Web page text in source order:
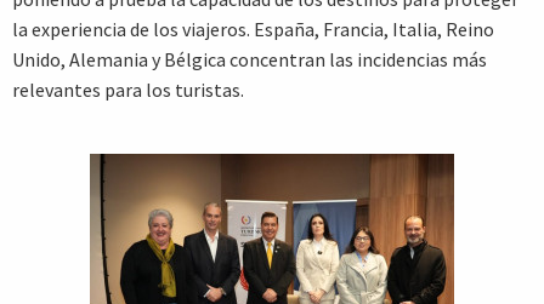
la experiencia de los viajeros. España, Francia, Italia, Reino
Unido, Alemania y Bélgica concentran las incidencias más
relevantes para los turistas.